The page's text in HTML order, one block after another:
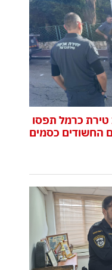
טירת כרמל תפסו
החשודים כסמים